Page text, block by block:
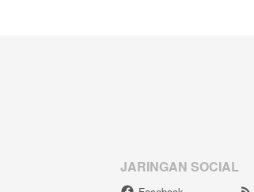
JARINGAN SOCIAL